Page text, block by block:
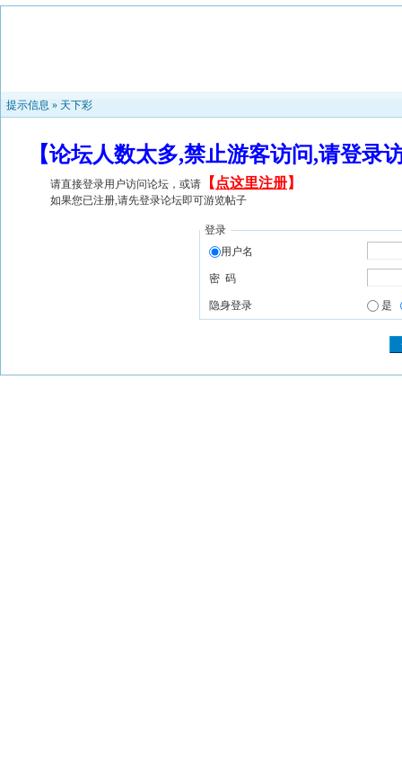
提示信息 » 天下彩
【论坛人数太多,禁止游客访问,请登
请直接登录用户访问论坛，或请 【 点这里注册】
如果您已注册,请先登录论坛即可游览帖子
登录
用户名
密 码
隐身登录 是